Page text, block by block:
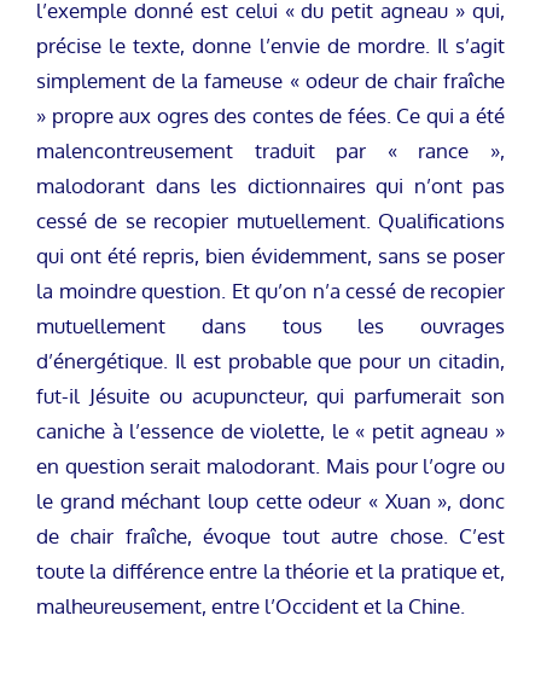
l’exemple donné est celui « du petit agneau » qui,
précise le texte, donne l’envie de mordre. Il s’agit
simplement de la fameuse « odeur de chair fraîche
» propre aux ogres des contes de fées. Ce qui a été
malencontreusement traduit par « rance »,
malodorant dans les dictionnaires qui n’ont pas
cessé de se recopier mutuellement. Qualifications
qui ont été repris, bien évidemment, sans se poser
la moindre question. Et qu’on n’a cessé de recopier
mutuellement dans tous les ouvrages
d’énergétique. Il est probable que pour un citadin,
fut-il Jésuite ou acupuncteur, qui parfumerait son
caniche à l’essence de violette, le « petit agneau »
en question serait malodorant. Mais pour l’ogre ou
le grand méchant loup cette odeur « Xuan », donc
de chair fraîche, évoque tout autre chose. C’est
toute la différence entre la théorie et la pratique et,
malheureusement, entre l’Occident et la Chine.